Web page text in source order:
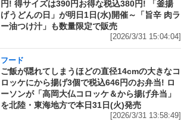
円! 得サイズは390円お得な税込380円! 「釜揚
げうどんの日」が明日1日(水)開催～「旨辛 肉ラ
ー油つけ汁」も数量限定で販売
[2026/3/31 15:04:04]
フード
ご飯が隠れてしまうほどの直径14cmの大きなコ
ロッケにから揚げ3個で税込646円のお弁当! ロ
ーソンが「高岡大仏コロッケ＆から揚げ弁当」
を北陸・東海地方で本日31日(火)発売
[2026/3/31 13:58:49]